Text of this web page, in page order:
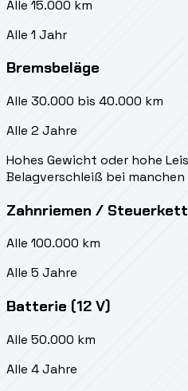
Alle 15.000 km
Alle 1 Jahr
Bremsbeläge
Alle 30.000 bis 40.000 km
Alle 2 Jahre
Hohes Gewicht oder hohe
Belagverschleiß bei manchen
Zahnriemen /
Alle 100.000 km
Alle 5 Jahre
Batterie (12 V)
Alle 50.000 km
Alle 4 Jahre